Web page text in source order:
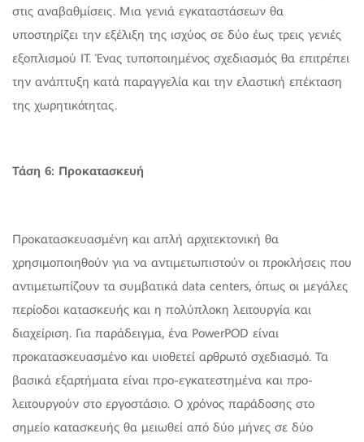
στις αναβαθμίσεις. Μια γενιά εγκαταστάσεων θα
υποστηρίζει την εξέλιξη της ισχύος σε δύο έως τρεις γενιές
εξοπλισμού ΙΤ. Ένας τυποποιημένος σχεδιασμός θα επιτρέπει
την ανάπτυξη κατά παραγγελία και την ελαστική επέκταση
της χωρητικότητας.
Τάση 6: Προκατασκευή
Προκατασκευασμένη και απλή αρχιτεκτονική θα
χρησιμοποιηθούν για να αντιμετωπιστούν οι προκλήσεις που
αντιμετωπίζουν τα συμβατικά data centers, όπως οι μεγάλες
περίοδοι κατασκευής και η πολύπλοκη λειτουργία και
διαχείριση. Για παράδειγμα, ένα PowerPOD είναι
προκατασκευασμένο και υιοθετεί αρθρωτό σχεδιασμό. Τα
βασικά εξαρτήματα είναι προ-εγκατεστημένα και προ-
λειτουργούν στο εργοστάσιο. Ο χρόνος παράδοσης στο
σημείο κατασκευής θα μειωθεί από δύο μήνες σε δύο